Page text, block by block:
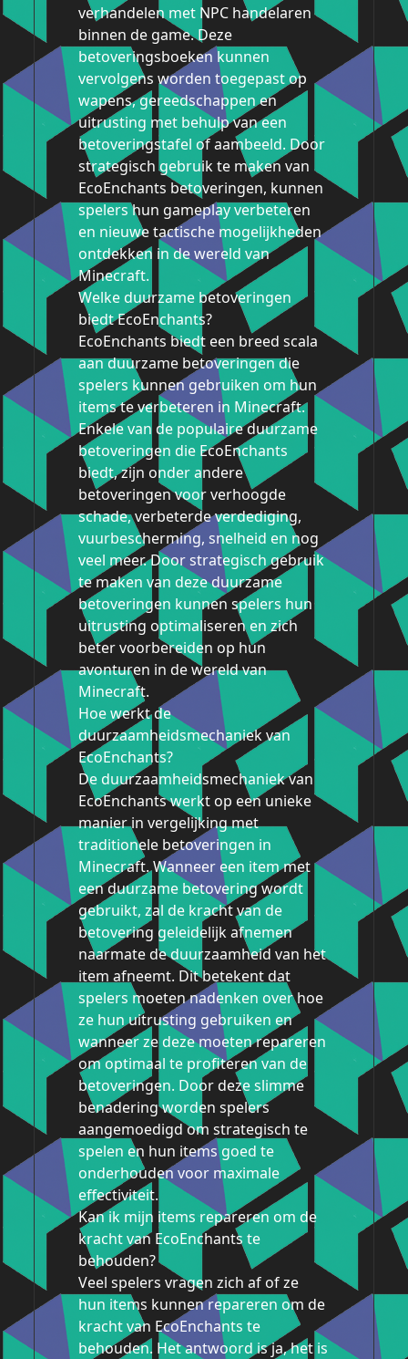
verhandelen met NPC handelaren
binnen de game. Deze
betoveringsboeken kunnen
vervolgens worden toegepast op
wapens, gereedschappen en
uitrusting met behulp van een
betoveringstafel of aambeeld. Door
strategisch gebruik te maken van
EcoEnchants betoveringen, kunnen
spelers hun gameplay verbeteren
en nieuwe tactische mogelijkheden
ontdekken in de wereld van
Minecraft.
Welke duurzame betoveringen
biedt EcoEnchants?
EcoEnchants biedt een breed scala
aan duurzame betoveringen die
spelers kunnen gebruiken om hun
items te verbeteren in Minecraft.
Enkele van de populaire duurzame
betoveringen die EcoEnchants
biedt, zijn onder andere
betoveringen voor verhoogde
schade, verbeterde verdediging,
vuurbescherming, snelheid en nog
veel meer. Door strategisch gebruik
te maken van deze duurzame
betoveringen kunnen spelers hun
uitrusting optimaliseren en zich
beter voorbereiden op hun
avonturen in de wereld van
Minecraft.
Hoe werkt de
duurzaamheidsmechaniek van
EcoEnchants?
De duurzaamheidsmechaniek van
EcoEnchants werkt op een unieke
manier in vergelijking met
traditionele betoveringen in
Minecraft. Wanneer een item met
een duurzame betovering wordt
gebruikt, zal de kracht van de
betovering geleidelijk afnemen
naarmate de duurzaamheid van het
item afneemt. Dit betekent dat
spelers moeten nadenken over hoe
ze hun uitrusting gebruiken en
wanneer ze deze moeten repareren
om optimaal te profiteren van de
betoveringen. Door deze slimme
benadering worden spelers
aangemoedigd om strategisch te
spelen en hun items goed te
onderhouden voor maximale
effectiviteit.
Kan ik mijn items repareren om de
kracht van EcoEnchants te
behouden?
Veel spelers vragen zich af of ze
hun items kunnen repareren om de
kracht van EcoEnchants te
behouden. Het antwoord is ja, het is